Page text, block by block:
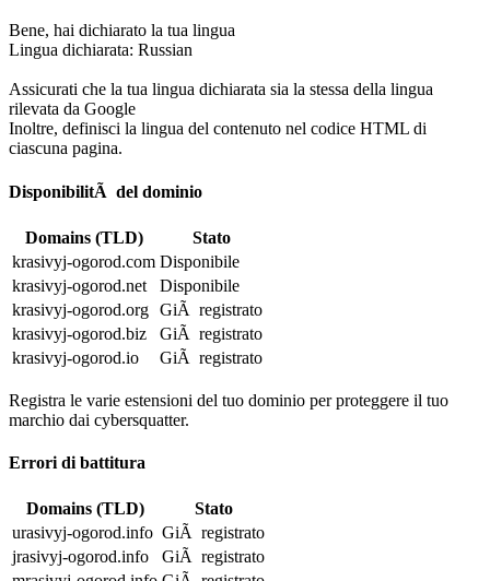
Bene, hai dichiarato la tua lingua
Lingua dichiarata: Russian
Assicurati che la tua lingua dichiarata sia la stessa della lingua
rilevata da Google
Inoltre, definisci la lingua del contenuto nel codice HTML di
ciascuna pagina.
DisponibilitÃ del dominio
Domains (TLD)
Stato
krasivyj-ogorod.com Disponibile
krasivyj-ogorod.net
Disponibile
krasivyj-ogorod.org GiÃ registrato
krasivyj-ogorod.biz
GiÃ registrato
krasivyj-ogorod.io
GiÃ registrato
Registra le varie estensioni del tuo dominio per proteggere il tuo
marchio dai cybersquatter.
Errori di battitura
Domains (TLD)
Stato
urasivyj-ogorod.info GiÃ registrato
jrasivyj-ogorod.info
GiÃ registrato